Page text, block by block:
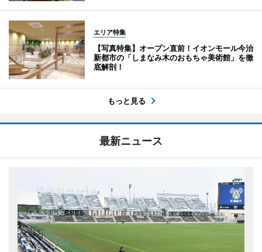
エリア特集
【写真特集】オープン直前！イオンモール今治
新都市の「しまなみ木のおもちゃ美術館」を徹
底解剖！
もっと見る
最新ニュース